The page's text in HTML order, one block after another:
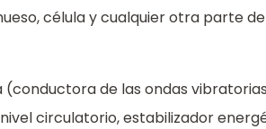
célula y cualquier otra parte
de las ondas
circulatorio, estabilizador